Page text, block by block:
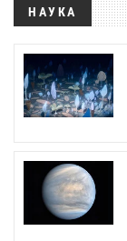
НАУКА